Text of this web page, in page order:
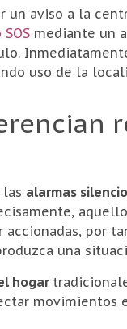
un aviso a la
mediante un
uso de la
alarmas
por
una
hogar